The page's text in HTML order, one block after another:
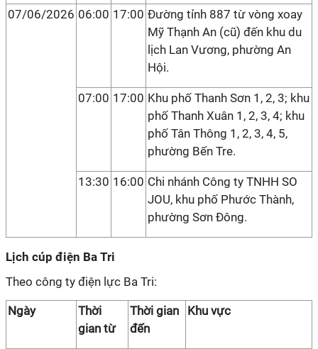
07/06/2026 06:00 17:00 Đường tỉnh 887 từ vòng xoay
Mỹ Thạnh An (cũ) đến khu du
lịch Lan Vương, phường An
Hội.
07:00 17:00 Khu phố Thanh Sơn 1, 2, 3; khu
phố Thanh Xuân 1, 2, 3, 4; khu
phố Tân Thông 1, 2, 3, 4, 5,
phường Bến Tre.
13:30 16:00 Chi nhánh Công ty TNHH SO
JOU, khu phố Phước Thành,
phường Sơn Đông.
Lịch cúp điện Ba Tri
Theo công ty điện lực Ba Tri:
Ngày
Thời
gian từ
Thời gian
đến
Khu vực